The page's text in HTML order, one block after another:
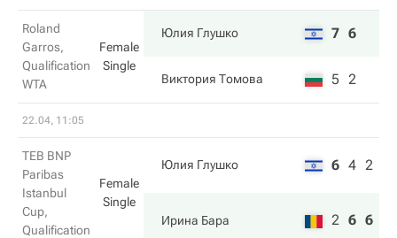
Roland
Garros,
Qualification
WTA
Female
Single
Юлия Глушко 7 6
Виктория Томова 5 2
22.04, 11:05
TEB BNP
Paribas
Istanbul
Cup,
Qualification
Female
Single
Юлия Глушко 6 4 2
Ирина Бара 2 6 6